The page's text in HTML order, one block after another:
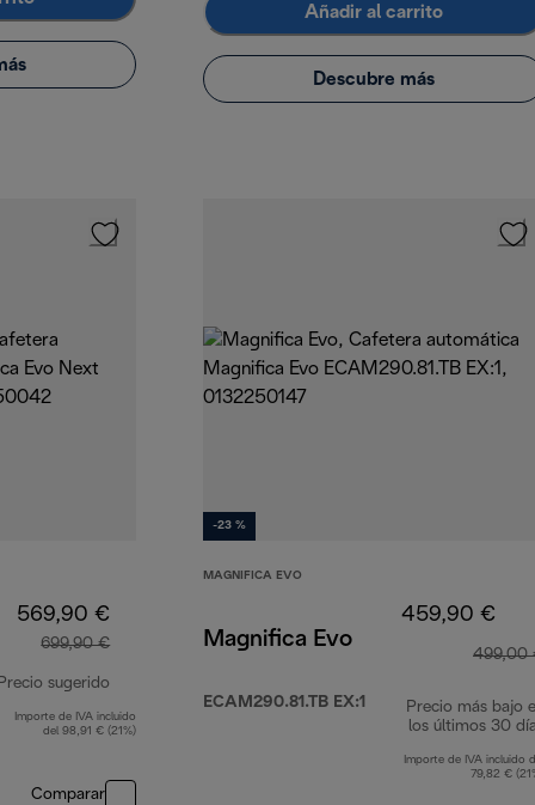
Añadir al carrito
Descubre más
569,90 €
699,90 €
sugerido
precio original 699,90 €
Importe de IVA incluido
del 98,91 € (21%)
Comparar
-23 %
MAGNIFICA EVO
Magnifica Evo
ECAM290.81.TB EX:1
459,90 €
499,00
Precio más bajo
los últimos 30
Importe de IVA incluido
79,82 €